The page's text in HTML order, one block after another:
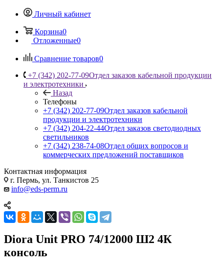
Личный кабинет
Корзина0
Отложенные0
Сравнение товаров0
+7 (342) 202-77-09Отдел заказов кабельной продукции
и электротехники
Назад
Телефоны
+7 (342) 202-77-09Отдел заказов кабельной
продукции и электротехники
+7 (342) 204-22-44Отдел заказов светодиодных
светильников
+7 (342) 238-74-08Отдел общих вопросов и
коммерческих предложений поставщиков
Контактная информация
г. Пермь, ул. Танкистов 25
info@eds-perm.ru
Diora Unit PRO 74/12000 Ш2 4К
консоль